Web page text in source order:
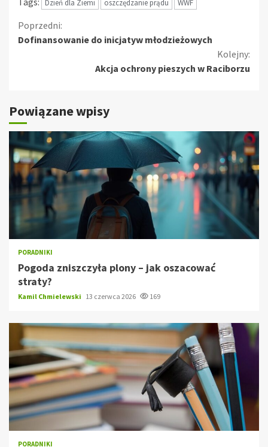
Dzień dla Ziemi oszczędzanie prądu WWF
Kontynuuj
Poprzedni:
Dofinansowanie do inicjatyw młodzieżowych
Kolejny:
Akcja ochrony pieszych w Raciborzu
Powiązane wpisy
PORADNIKI
Pogoda zniszczyła plony – jak oszacować
straty?
Kamil Chmielewski 13 czerwca 2026 169
PORADNIKI